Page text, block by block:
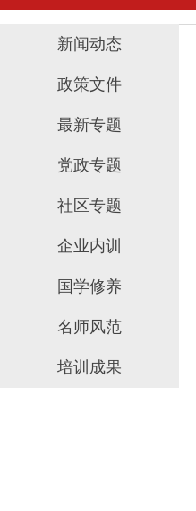
新闻动态
政策文件
最新专题
党政专题
社区专题
企业内训
国学修养
名师风范
培训成果